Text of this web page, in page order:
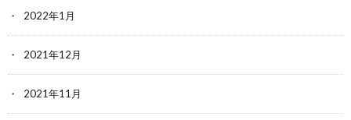
2022年1月
2021年12月
2021年11月